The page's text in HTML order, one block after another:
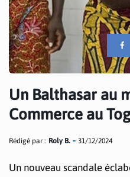
Un Balthasar au
Commerce au
Rédigé par : Roly B. 31/12/2024
Un nouveau scandale